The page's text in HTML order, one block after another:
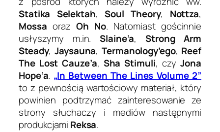
Statika Selektah,Soul Theory, Nottza,
Mossa oraz Oh No. Natomiast gościnnie
usłyszymy m.in.Slaine’a,Strong Arm
Steady,Jaysauna,Termanology’ego, Reef
The Lost Cauze’a, Sha Stimuli, czyJona
Hope’a. „In Between The Lines Volume 2”
to z pewnością wartościowy materiał, który
powinien podtrzymać zainteresowanie ze
strony słuchaczy i mediów następnymi
produkcjami Reksa.